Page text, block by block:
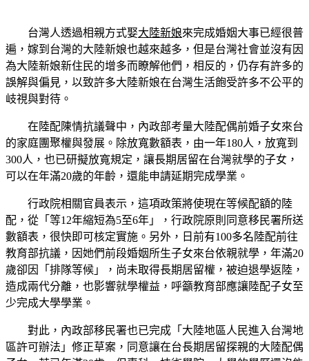
台灣人透過相親方式娶大陸新娘來完成婚姻大事已經很普
遍，嫁到台灣的大陸新娘也越來越多，但是台灣社會並沒有因
為大陸新娘新住民的增多而瞭解他們，相反的，仍存有許多的
誤解與偏見，以致許多大陸新娘在台灣生活飽受許多不公平的
岐視與對待。
在陸配陳情抗議聲中，內政部考量大陸配偶前婚子女來台
的家庭團聚權與發展。除放寬數額表，由一年180人，放寬到
300人，也已研擬放寬規定，讓長期居留在台灣就學的子女，
可以在年滿20歲的年齡，還能申請延期完成學業。
行政院相關官員表示，這項政策將使現在等候配額的陸
配，從「等12年縮短為5至6年」，行政院原則同意移民署所送
數額表，很快即可核定實施。另外，日前有100多名陸配前往
教育部抗議，因她們前段婚姻所生子女來台依親就學，年滿20
歲卻因「排隊等候」，尚未取得長期居留權，被迫退學返陸，
造成兩代分離，也影響就學權益，呼籲教育部應讓陸配子女至
少完成大學學業。
對此，內政部移民署也已完成「大陸地區人民進入台灣地
區許可辦法」修正草案，同意讓在台長期居留探親的大陸配偶